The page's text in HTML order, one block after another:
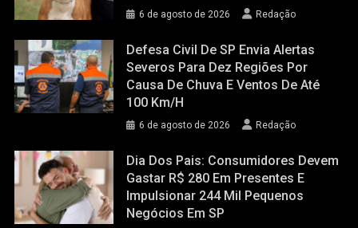
6 de agosto de 2026 Redação
Defesa Civil De SP Envia Alertas
Severos Para Dez Regiões Por
Causa De Chuva E Ventos De Até
100 Km/h
6 de agosto de 2026 Redação
Dia Dos Pais: Consumidores Devem
Gastar R$ 280 Em Presentes E
Impulsionar 244 Mil Pequenos
Negócios Em SP